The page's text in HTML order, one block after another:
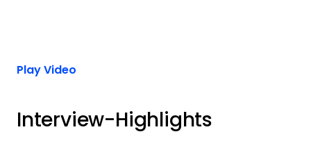
Play Video
Interview-Highlights